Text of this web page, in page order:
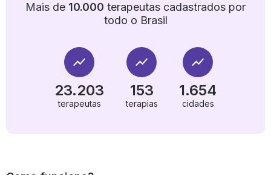
Mais de 10.000 terapeutas cadastrados por
todo o Brasil
23.203
terapeutas
153
terapias
1.654
cidades